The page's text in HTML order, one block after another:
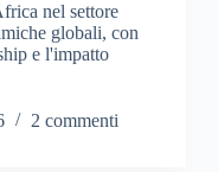
nel settore
globali, con
e l'impatto
2 commenti